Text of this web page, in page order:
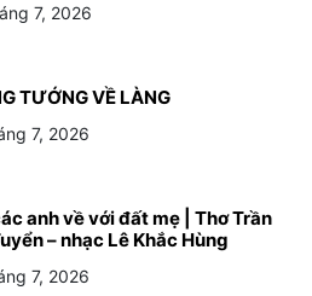
7, 2026
TƯỚNG VỀ LÀNG
7, 2026
anh về với đất mẹ | Thơ Trần
– nhạc Lê Khắc Hùng
7, 2026